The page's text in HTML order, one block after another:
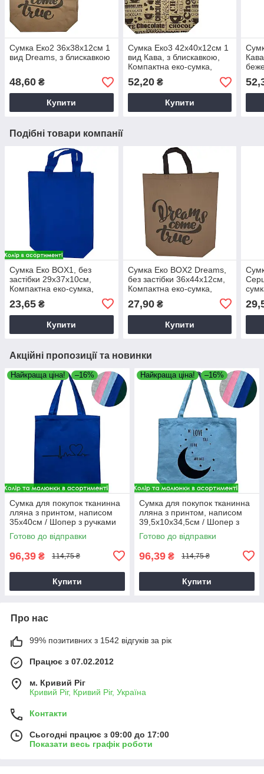
Сумка Еко2 36х38х12см 1
вид Dreams, з блискавкою
48,60 ₴
Купити
Сумка Еко3 42х40х12см 1
вид Кава, з блискавкою,
Компактна еко-сумка,
Багаторазова сумка без
замка.
52,20₴
Купити
Подібні товари компанії
Сумка Еко BOX1, без
застібки 29х37х10см,
Компактна еко-сумка,
замка, в асорт.
23,65 ₴
Купити
Сумка Еко BOX2 Dreams,
без застібки 36х44х12см,
Компактна еко-сумка,
Багаторазова сумка без
замка
27,90₴
Купити
Акційні пропозиції та новинки
Найкраща ціна! –16%
Сумка для покупок тканинна
лляна з принтом, написом
35х40см / Шопер з ручками
23 см. тканинний
Готово до відправки
96,39 ₴ 114,75 ₴
Купити
Найкраща ціна! –16%
Сумка для покупок тканинна
лляна з принтом, написом
39,5х10х34,5см / Шопер з
ручками 22 см тканинний з
льону
Готово до відправки
96,39 ₴ 114,75 ₴
Купити
Про нас
99% позитивних з 1542 відгуків за рік
Працює з 07.02.2012
м. Кривий Ріг
Кривий Ріг, Кривий Ріг, Україна
Контакти
Сьогодні працює з 09:00 до 17:00
Показати весь графік роботи